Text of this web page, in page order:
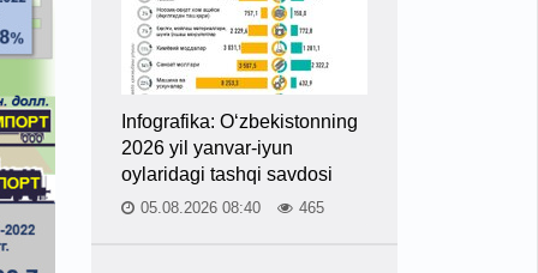
Infografika: O‘zbekistonning
2026 yil yanvar-iyun
oylaridagi tashqi savdosi
05.08.2026 08:40 465